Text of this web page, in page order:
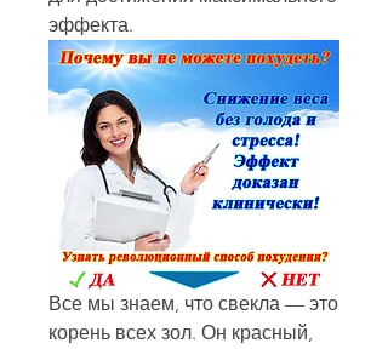
эффекта.
Все мы знаем, что свекла — это
корень всех зол. Он красный,